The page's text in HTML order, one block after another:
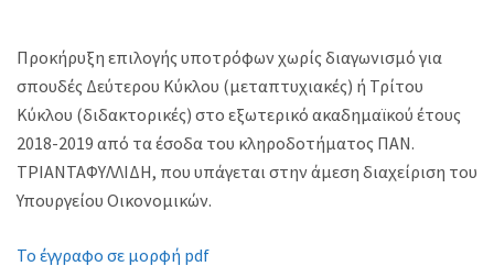
Προκήρυξη επιλογής υποτρόφων χωρίς διαγωνισμό για
σπουδές Δεύτερου Κύκλου (μεταπτυχιακές) ή Τρίτου
Κύκλου (διδακτορικές) στο εξωτερικό ακαδημαϊκού έτους
2018-2019 από τα έσοδα του κληροδοτήματος ΠΑΝ.
ΤΡΙΑΝΤΑΦΥΛΛΙΔΗ, που υπάγεται στην άμεση διαχείριση του
Υπουργείου Οικονομικών.
Το έγγραφο σε μορφή pdf